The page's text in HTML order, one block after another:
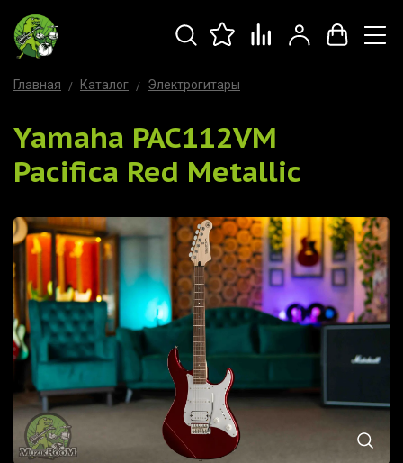
Главная Каталог Электрогитары
Yamaha PAC112VM
Pacifica Red Metallic